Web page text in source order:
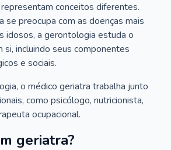
conceitos diferentes.
se preocupa com as doenças mais
idosos, a gerontologia estuda o
si, incluindo seus componentes
e sociais.
o médico geriatra trabalha junto
como psicólogo, nutricionista,
ocupacional.
geriatra?